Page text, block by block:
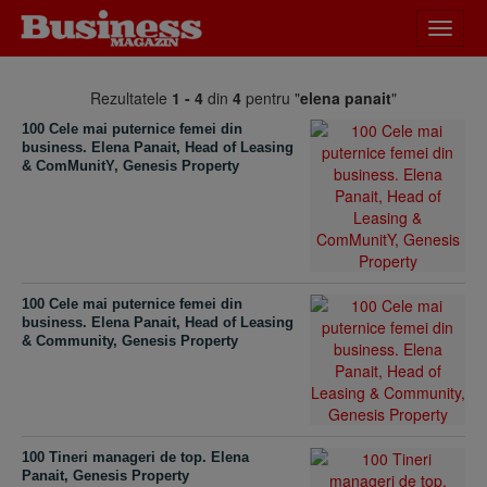
meniu
Rezultatele 1 - 4 din 4 pentru "elena panait"
100 Cele mai puternice femei din
business. Elena Panait, Head of Leasing
& ComMunitY, Genesis Property
100 Cele mai puternice femei din
business. Elena Panait, Head of Leasing
& Community, Genesis Property
100 Tineri manageri de top. Elena
Panait, Genesis Property